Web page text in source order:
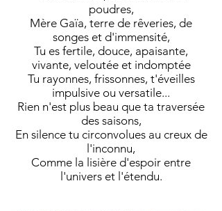
poudres,
Mère Gaïa, terre de rêveries, de
songes et d'immensité,
Tu es fertile, douce, apaisante,
vivante, veloutée et indomptée
Tu rayonnes, frissonnes, t'éveilles
impulsive ou versatile...
Rien n'est plus beau que ta traversée
des saisons,
En silence tu circonvolues au creux de
l'inconnu,
Comme la lisière d'espoir entre
l'univers et l'étendu.